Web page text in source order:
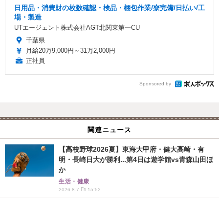
日用品・消費財の枚数確認・検品・梱包作業/寮完備/日払い/工
場・製造
UTエージェント株式会社AGT北関東第一CU
千葉県
月給20万9,000円～31万2,000円
正社員
Sponsored by
関連ニュース
【高校野球2026夏】東海大甲府・健大高崎・有
明・長崎日大が勝利...第4日は遊学館vs青森山田ほ
か
生活・健康
2026.8.7 Fri 15:52